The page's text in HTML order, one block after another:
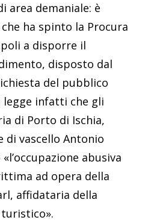
area demaniale: è
ha spinto la Procura
a disporre il
disposto dal
del pubblico
legge infatti che gli
di Porto di Ischia,
di vascello Antonio
abusiva
ad opera della
affidataria della